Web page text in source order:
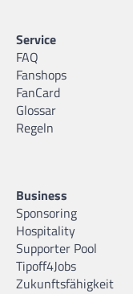
Service
FAQ
Fanshops
FanCard
Glossar
Regeln
Business
Sponsoring
Hospitality
Supporter Pool
Tipoff4Jobs
Zukunftsfähigkeit